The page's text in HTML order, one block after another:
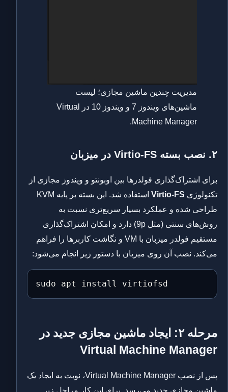
مدیریت چندین ماشین مجازی؛ لیست
ماشین‌های ویندوز 7 و ویندوز 10 در Virtual
Machine Manager.
۲. نصب بسته Virtio-FS در میزبان
برای اشتراک‌گذاری فولدرها بین اوبونتو و ویندوز مجازی از
تکنولوژی Virtio-FS
استفاده شد. این بسته بر پایه KVM
طراحی شده و عملکرد بسیار سریع‌تری نسبت به
روش‌های سنتی (مثل 9p) دارد و امکان اشتراک‌گذاری
مستقیم فولدر میزبان با VM و نگاشت کاربرها را فراهم
می‌کند. نصب آن روی میزبان با دستور زیر انجام می‌شود:
sudo apt install virtiofsd
مرحله ۲: ایجاد ماشین مجازی جدید در
Virtual Machine Manager
پس از نصب Virtual Machine Manager، نوبت به ایجاد یک